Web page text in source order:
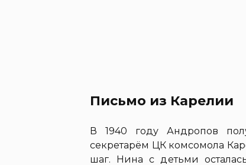
Письмо из Карелии
В 1940 году Андропов
секретарём ЦК комсомола
шаг. Нина с детьми